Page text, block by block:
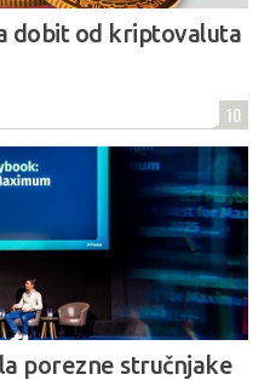
dobit od kriptovaluta
10
porezne stručnjake